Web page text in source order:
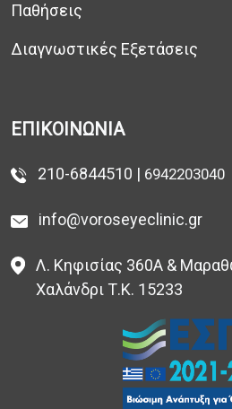
Παθήσεις
Διαγνωστικές Εξετάσεις
ΕΠΙΚΟΙΝΩΝΙΑ
210-6844510 | 6942203040
info@voroseyeclinic.gr
Λ. Κηφισίας 360Α &
Χαλάνδρι Τ.Κ. 15233